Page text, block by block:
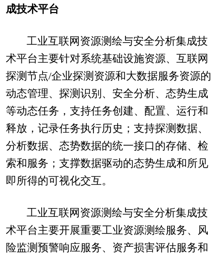
成技术平台
工业互联网资源测绘与安全分析集成技
术平台主要针对系统基础设施资源、互联网
探测节点/企业探测资源和大数据服务资源的
动态管理、探测识别、安全分析、态势生成
等动态任务，支持任务创建、配置、运行和
释放，记录任务执行历史；支持探测数据、
分析数据、态势数据的统一接口的存储、检
索和服务；支撑数据驱动的态势生成和所见
即所得的可视化交互。
工业互联网资源测绘与安全分析集成技
术平台主要开展重要工业资源测绘服务、风
险监测预警响应服务、资产损害评估服务和